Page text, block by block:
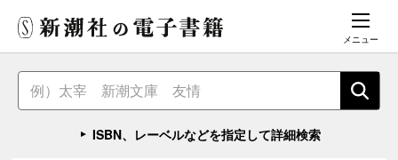
メニュー
ISBN、レーベルなどを指定して詳細検索